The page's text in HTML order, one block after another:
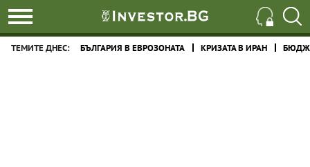
ТЕМИТЕ ДНЕС: БЪЛГАРИЯ В ЕВРОЗОНАТА КРИЗАТА В ИРАН